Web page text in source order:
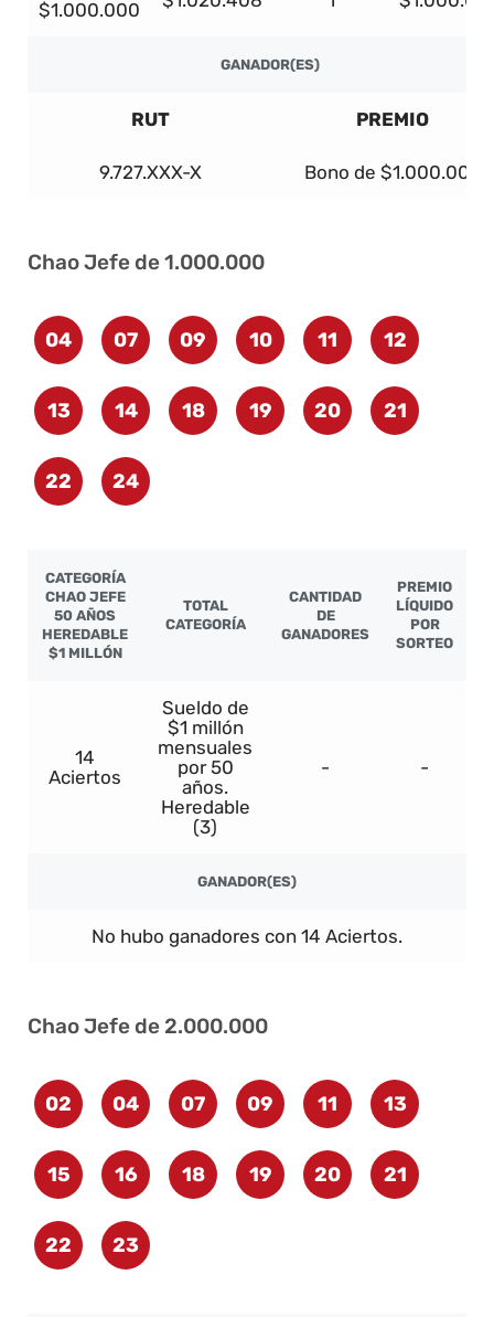
$1.000.000
GANADOR(ES)
RUT PREMIO
9.727.XXX-X Bono de $1.000.000
Chao Jefe de 1.000.000
04 07 09 10 11 12
13 14 18 19 20 21
22 24
CATEGORÍA
CHAO JEFE
50 AÑOS
HEREDABLE
$1 MILLÓN
TOTAL
CATEGORÍA
CANTIDAD
DE
GANADORES
PREMIO
LÍQUIDO
POR
SORTEO
14
Aciertos
Sueldo de
$1 millón
mensuales
por 50
años.
Heredable
(3)
- -
GANADOR(ES)
No hubo ganadores con 14 Aciertos.
Chao Jefe de 2.000.000
02 04 07 09 11 13
15 16 18 19 20 21
22 23